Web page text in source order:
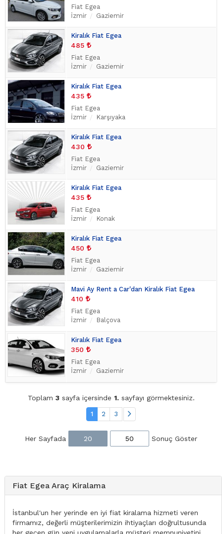
Fiat Egea
İzmir
Gaziemir
Kiralık Fiat Egea
485
Fiat Egea
İzmir
Gaziemir
Kiralık Fiat Egea
435
Fiat Egea
İzmir
Karşıyaka
Kiralık Fiat Egea
430
Fiat Egea
İzmir
Gaziemir
Kiralık Fiat Egea
435
Fiat Egea
İzmir
Konak
Kiralık Fiat Egea
450
Fiat Egea
İzmir
Gaziemir
Mavi Ay Rent a Car'dan Kiralık Fiat Egea
410
Fiat Egea
İzmir
Balçova
Kiralık Fiat Egea
350
Fiat Egea
İzmir
Gaziemir
Toplam 3sayfa içersinde 1.sayfayı görmektesiniz.
1 2 3
Her Sayfada 20 50 Sonuç Göster
Fiat Egea Araç Kiralama
İstanbul'un her yerinde en iyi fiat kiralama hizmeti veren
firmamız, değerli müşterilerimizin ihtiyaçları doğrultusunda